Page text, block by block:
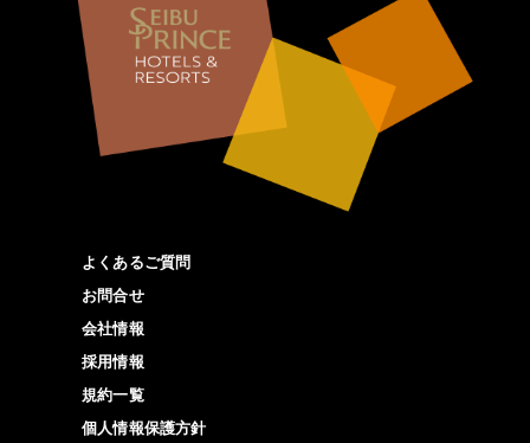
よくあるご質問
お問合せ
会社情報
採用情報
規約一覧
個人情報保護方針